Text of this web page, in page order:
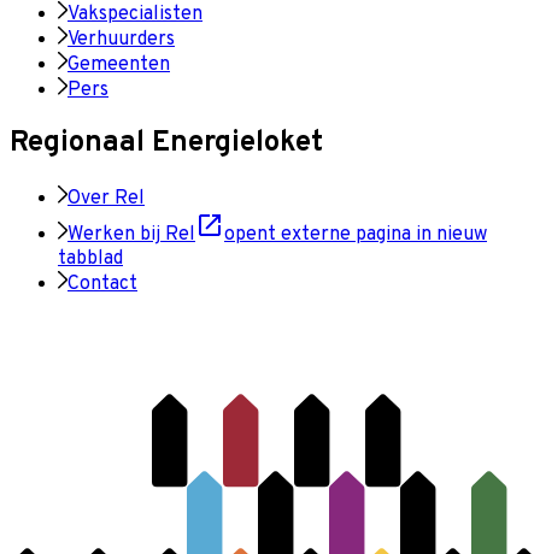
Vakspecialisten
Verhuurders
Gemeenten
Pers
Regionaal Energieloket
Over Rel
Werken bij Rel
opent externe pagina in nieuw
tabblad
Contact